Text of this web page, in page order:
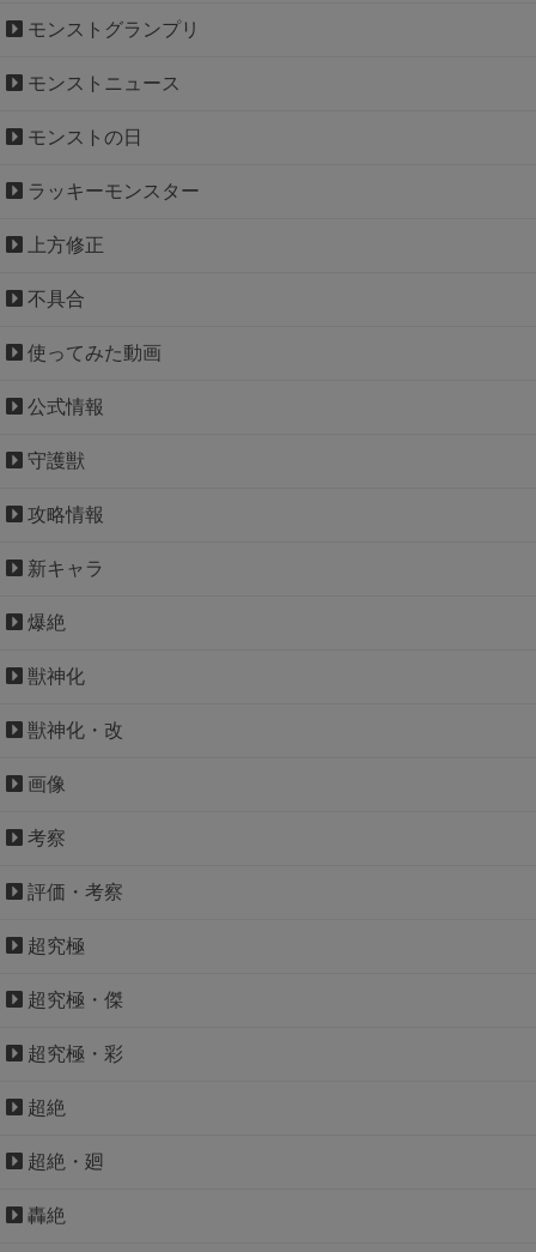
モンストグランプリ
モンストニュース
モンストの日
ラッキーモンスター
上方修正
不具合
使ってみた動画
公式情報
守護獣
攻略情報
新キャラ
爆絶
獣神化
獣神化・改
画像
考察
評価・考察
超究極
超究極・傑
超究極・彩
超絶
超絶・廻
轟絶